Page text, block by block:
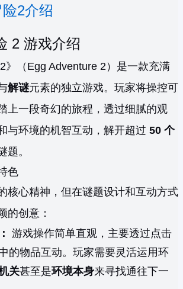
2介绍
2 游戏介绍
2》（Egg Adventure 2）是一款充满
解谜元素的独立游戏。玩家将操控可
上一段奇幻的旅程，透过细腻的观
与环境的机智互动，解开超过 50 个
题。
色
核心精神，但在谜题设计和互动方式
的创意：
游戏操作简单直观，主要透过点击
的物品互动。玩家需要灵活运用环
关甚至是环境本身来寻找通往下一